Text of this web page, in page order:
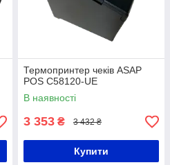
Термопринтер чеків ASAP
POS C58120-UE
В наявності
3 353 ₴ 3 432 ₴
Купити